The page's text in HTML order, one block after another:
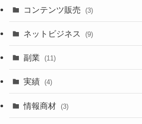
コンテンツ販売 (3)
ネットビジネス (9)
副業 (11)
実績 (4)
情報商材 (3)